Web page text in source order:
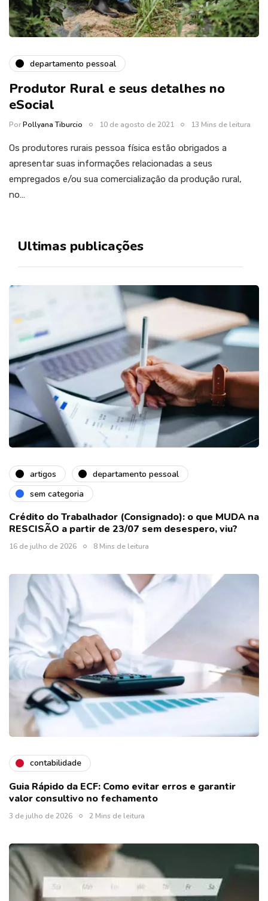
departamento pessoal
Produtor Rural e seus detalhes no
eSocial
PorPollyana Tiburcio 10 de agosto de 2021 13 Mins de leitura
Os produtores rurais pessoa física estão obrigados a
apresentar suas informações relacionadas a seus
empregados e/ou sua comercialização da produção rural,
no…
Ultimas publicações
artigos
departamento pessoal
sem categoria
Crédito do Trabalhador (Consignado): o que MUDA na
RESCISÃO a partir de 23/07 sem desespero, viu?
16 de julho de 2026 8 Mins de leitura
contabilidade
Guia Rápido da ECF: Como evitar erros e garantir
valor consultivo no fechamento
3 de julho de 2026 2 Mins de leitura